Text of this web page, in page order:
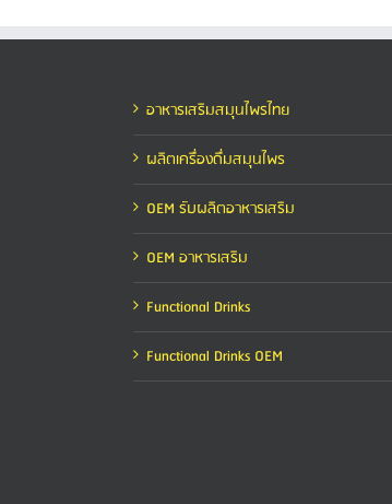
อาหารเสริมสมุนไพรไทย
ผลิตเครื่องดื่มสมุนไพร
OEM รับผลิตอาหารเสริม
OEM อาหารเสริม
Functional Drinks
Functional Drinks OEM